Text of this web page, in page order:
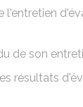
de son
résultats